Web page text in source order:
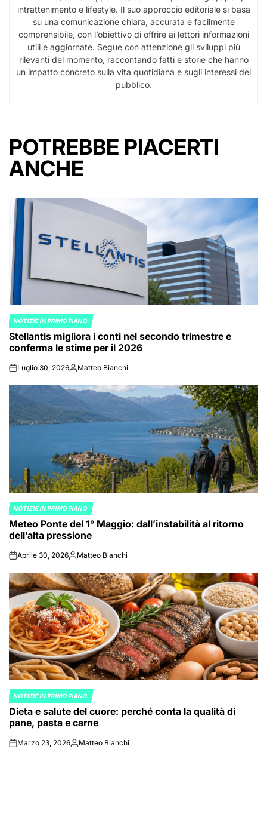
intrattenimento e lifestyle. Il suo approccio editoriale si basa
su una comunicazione chiara, accurata e facilmente
comprensibile, con l’obiettivo di offrire ai lettori informazioni
utili e aggiornate. Segue con attenzione gli sviluppi più
rilevanti del momento, raccontando fatti e storie che hanno
un impatto concreto sulla vita quotidiana e sugli interessi del
pubblico.
POTREBBE PIACERTI
ANCHE
POSTED
IN
NOTIZIE IN PRIMO PIANO
Stellantis migliora i conti nel secondo trimestre e
conferma le stime per il 2026
onLuglio 30, 2026Posted
Matteo Bianchi
POSTED
IN
NOTIZIE IN PRIMO PIANO
Meteo Ponte del 1° Maggio: dall’instabilità al ritorno
dell’alta pressione
onAprile 30, 2026Posted
Matteo Bianchi
POSTED
IN
NOTIZIE IN PRIMO PIANO
Dieta e salute del cuore: perché conta la qualità di
pane, pasta e carne
onMarzo 23, 2026Posted
Matteo Bianchi